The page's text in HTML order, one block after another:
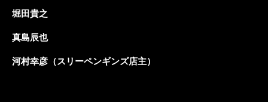
堀田貴之
真島辰也
河村幸彦（スリーペンギンズ店主）